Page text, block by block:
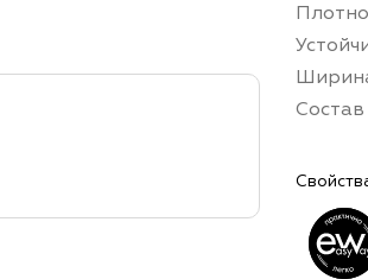
Состав